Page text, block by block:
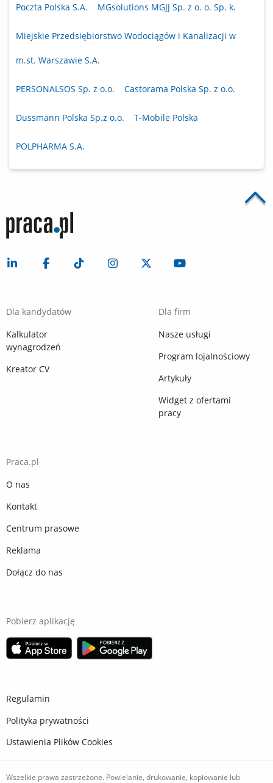
Poczta Polska S.A. MGsolutions MGJJ Sp. z o. o. Sp. k.
Miejskie Przedsiębiorstwo Wodociągów i Kanalizacji w
m.st. Warszawie S.A.
PERSONALSOS Sp. z o.o. Castorama Polska Sp. z o.o.
Dussmann Polska Sp.z o.o. T-Mobile Polska
POLPHARMA S.A.
Dla kandydatów
Kalkulator
wynagrodzeń
Kreator CV
Dla firm
Nasze usługi
Program lojalnościowy
Artykuły
Widget z ofertami
pracy
Praca.pl
O nas
Kontakt
Centrum prasowe
Reklama
Dołącz do nas
Pobierz aplikację
Regulamin
Polityka prywatności
Ustawienia Plików Cookies
Wszelkie prawa zastrzeżone. Powielanie, drukowanie, kopiowanie lub